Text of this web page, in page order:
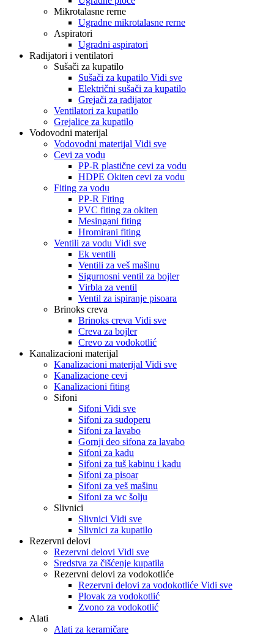
Mikrotalasne rerne
Ugradne mikrotalasne rerne
Aspiratori
Ugradni aspiratori
Radijatori i ventilatori
Sušači za kupatilo
Sušači za kupatilo Vidi sve
Električni sušači za kupatilo
Grejači za radijator
Ventilatori za kupatilo
Grejalice za kupatilo
Vodovodni materijal
Vodovodni materijal Vidi sve
Cevi za vodu
PP-R plastične cevi za vodu
HDPE Okiten cevi za vodu
Fiting za vodu
PP-R Fiting
PVC fiting za okiten
Mesingani fiting
Hromirani fiting
Ventili za vodu Vidi sve
Ek ventili
Ventili za veš mašinu
Sigurnosni ventil za bojler
Virbla za ventil
Ventil za ispiranje pisoara
Brinoks creva
Brinoks creva Vidi sve
Creva za bojler
Crevo za vodokotlić
Kanalizacioni materijal
Kanalizacioni materijal Vidi sve
Kanalizacione cevi
Kanalizacioni fiting
Sifoni
Sifoni Vidi sve
Sifoni za sudoperu
Sifoni za lavabo
Gornji deo sifona za lavabo
Sifoni za kadu
Sifoni za tuš kabinu i kadu
Sifoni za pisoar
Sifoni za veš mašinu
Sifoni za wc šolju
Slivnici
Slivnici Vidi sve
Slivnici za kupatilo
Rezervni delovi
Rezervni delovi Vidi sve
Sredstva za čišćenje kupatila
Rezervni delovi za vodokotliće
Rezervni delovi za vodokotliće Vidi sve
Plovak za vodokotlić
Zvono za vodokotlić
Alati
Alati za keramičare